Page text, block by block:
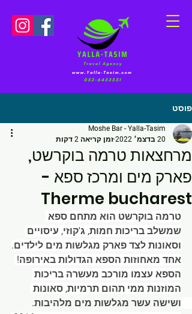
פוסט
מרחצאות טרמה בוקרשט,
פארק מים ומרכז ספא -
Therme bucharest
Moshe Bar - Yalla-Tasim
20 בדצמ׳ 2022
זמן קריאה 2 דקות
טרמה בוקרשט הוא מתחם ספא
שמשלב בריכות חמות, ג'קוזי, עיסויים
וסאונות לצד פארק מגלשות מים לילדים.
אחד מאחוזות הספא הגדולות באירופה!
הספא עצמו מורכב מעשרה בריכות
המוזנות ממי תהום תרמיות, סאונות
ושישה עשר מגלשות מים מלהיבות.